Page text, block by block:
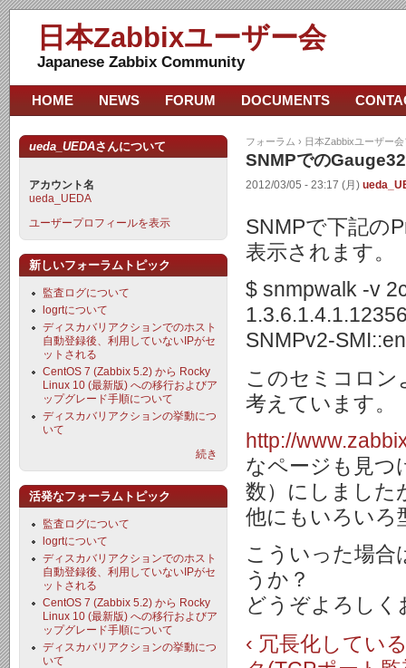
日本Zabbixユーザー会
Japanese Zabbix Community
フォーラム › 日本Zabbixユーザー
SNMPでの
2012/03/05 - 23:17 (月)
SNMPで下記の
表示されます。
$ snmpwalk -v
SNMPv2-
このセミコロン
考えています。
http://
なページも見つ
数）にしました
他にもいろいろ
こういった場合
うか？
どうぞよろしく
‹ 冗長化してい
HOME NEWS FORUM DOCUMENTS
ueda_UEDAさんについて
アカウント名
ueda_UEDA
ユーザープロフィールを表示
新しいフォーラムトピック
監査ログについて
logrtについて
ディスカバリアクションでのホスト
自動登録後、利用していないIPがセ
ットされる
CentOS 7 (Zabbix 5.2) から Rocky
Linux 10 (最新版) への移行およびア
ップグレード手順について
ディスカバリアクションの挙動につ
いて
続き
活発なフォーラムトピック
監査ログについて
logrtについて
ディスカバリアクションでのホスト
自動登録後、利用していないIPがセ
ットされる
CentOS 7 (Zabbix 5.2) から Rocky
Linux 10 (最新版) への移行およびア
ップグレード手順について
ディスカバリアクションの挙動につ
いて